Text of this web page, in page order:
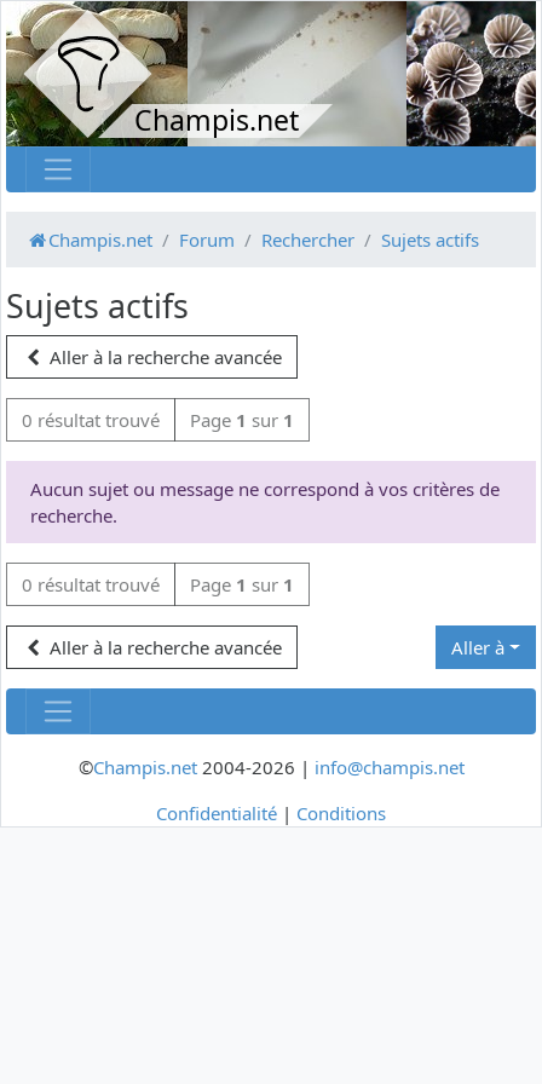
Champis.net
Champis.net Forum Rechercher Sujets actifs
Sujets actifs
Aller à la recherche avancée
0 résultat trouvé Page 1 sur 1
Aucun sujet ou message ne correspond à vos critères de
recherche.
0 résultat trouvé Page 1 sur 1
Aller à la recherche avancée Aller à
©Champis.net2004-2026 | info@champis.net
Confidentialité | Conditions